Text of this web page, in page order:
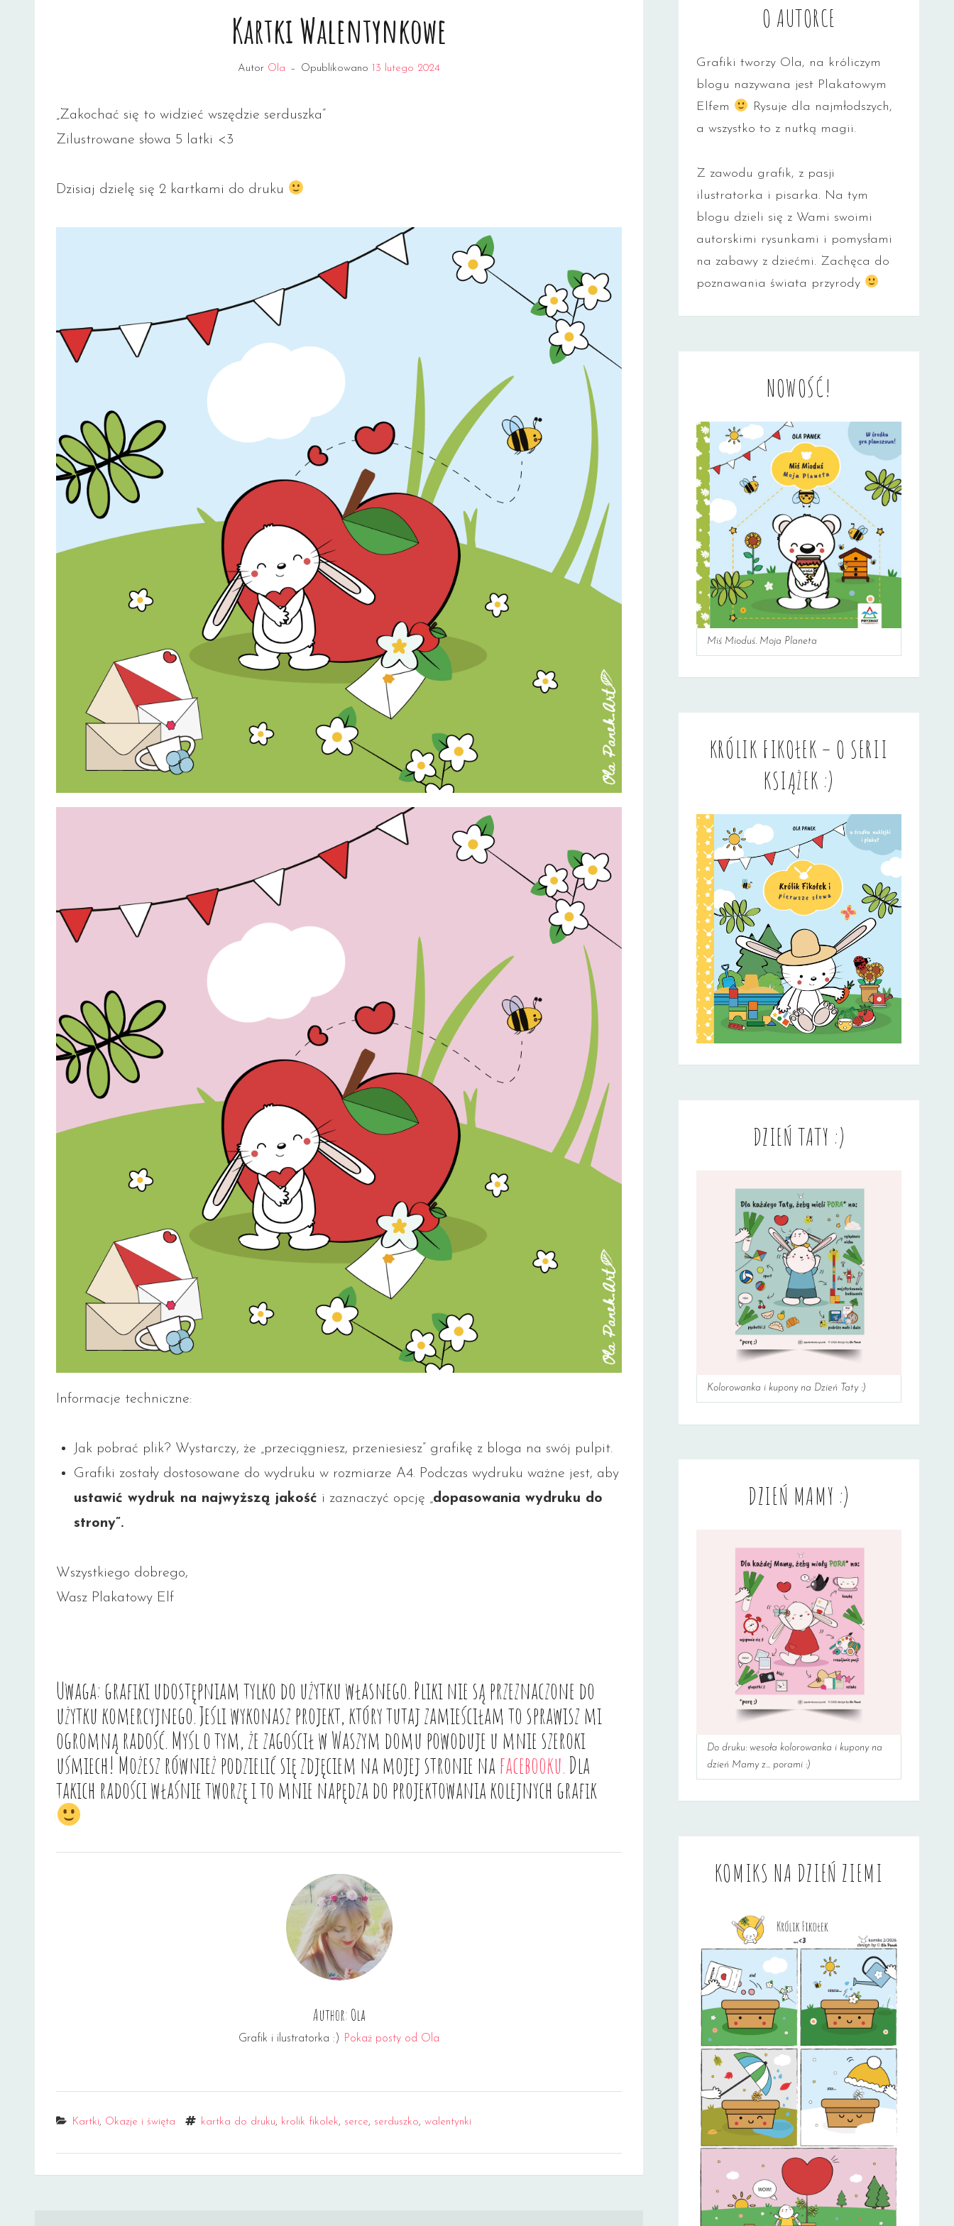
Kartki Walentynkowe
Autor Ola – Opublikowano 13 lutego 2024
„Zakochać się to widzieć wszędzie serduszka”
Zilustrowane słowa 5 latki <3
Dzisiaj dzielę się 2 kartkami do druku
Informacje techniczne:
Jak pobrać plik? Wystarczy, że „przeciągniesz, przeniesiesz” grafikę z bloga na swój pulpit.
Grafiki zostały dostosowane do wydruku w rozmiarze A4. Podczas wydruku ważne jest, aby
ustawić wydruk na najwyższą jakość i zaznaczyć opcję „dopasowania wydruku do
strony”.
Wszystkiego dobrego,
Wasz Plakatowy Elf
Uwaga: grafiki udostępniam tylko do użytku własnego. Pliki nie są przeznaczone do
użytku komercyjnego. Jeśli wykonasz projekt, który tutaj zamieściłam to sprawisz mi
ogromną radość. Myśl o tym, że zagościł w Waszym domu powoduje u mnie szeroki
uśmiech! Możesz również podzielić się zdjęciem na mojej stronie nafacebooku.Dla
takich radości właśnie tworzę i to mnie napędza do projektowania kolejnych grafik
Author: Ola
Grafik i ilustratorka :) Pokaż posty od Ola
Categories
Kartki, Okazje i święta Tags
kartka do druku, krolik fikolek, serce, serduszko, walentynki
O AUTORCE
Grafiki tworzy Ola, na króliczym
blogu nazywana jest Plakatowym
Elfem
Rysuje dla najmłodszych,
a wszystko to z nutką magii.
Z zawodu grafik, z pasji
ilustratorka i pisarka. Na tym
blogu dzieli się z Wami swoimi
autorskimi rysunkami i pomysłami
na zabawy z dziećmi. Zachęca do
poznawania świata przyrody
NOWOŚĆ!
Miś Mioduś. Moja Planeta
KRÓLIK FIKOŁEK – O SERII
KSIĄŻEK :)
DZIEŃ TATY :)
Kolorowanka i kupony na Dzień Taty :)
DZIEŃ MAMY :)
Do druku: wesoła kolorowanka i kupony na
dzień Mamy z... porami :)
KOMIKS NA DZIEŃ ZIEMI